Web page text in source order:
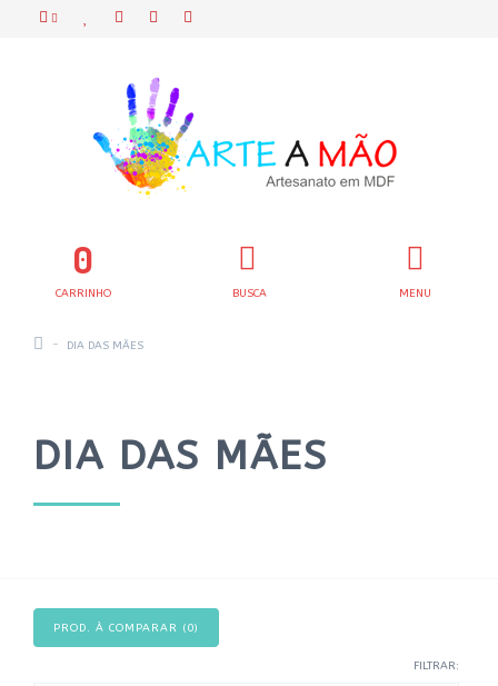
MENU
BUSCA
0
CARRINHO
DIA DAS MÃES
DIA DAS MÃES
PROD. À COMPARAR (0)
FILTRAR: